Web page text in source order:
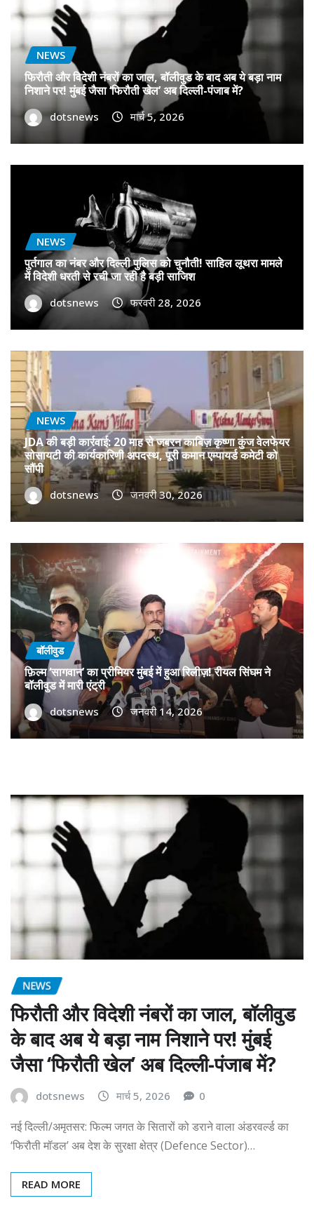
NEWS
फिरौती और विदेशी नंबरों का जाल, बॉलीवुड के बाद अब ये बड़ा नाम
निशाने पर! मुंबई जैसा ‘फिरौती खेल’ अब दिल्ली-पंजाब में?
dotsnews मार्च 5, 2026
NEWS
पुर्तगाल का नंबर और दिल्ली पुलिस को चुनौती! साहिल लूथरा मामले
में विदेशी धरती से रची जा रही है बड़ी साजिश
dotsnews फरवरी 28, 2026
NEWS
JDA की बड़ी कार्रवाई: 20 माह से जबरन काबिज़ कृष्णा कुंज वेलफेयर
सोसायटी की कार्यकारिणी अपदस्थ, पूरी कमान एम्पायर्ड कमेटी को
सौंपी
dotsnews जनवरी 30, 2026
बॉलीवुड
फ़िल्म ‘सागवान’ का प्रीमियर मुंबई में हुआ रिलीज़! रीयल सिंघम ने
बॉलीवुड में मारी एंट्री
dotsnews जनवरी 14, 2026
NEWS
फिरौती और विदेशी नंबरों का जाल, बॉलीवुड
के बाद अब ये बड़ा नाम निशाने पर! मुंबई
जैसा ‘फिरौती खेल’ अब दिल्ली-पंजाब में?
dotsnews मार्च 5, 2026 0
नई दिल्ली/अमृतसर: फिल्म जगत के सितारों को डराने वाला अंडरवर्ल्ड का
‘फिरौती मॉडल’ अब देश के सुरक्षा क्षेत्र (Defence Sector)…
READ MORE